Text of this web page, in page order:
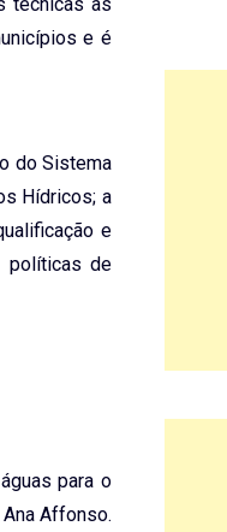
e é
do Sistema
Hídricos; a
e
políticas de
para o
Affonso.